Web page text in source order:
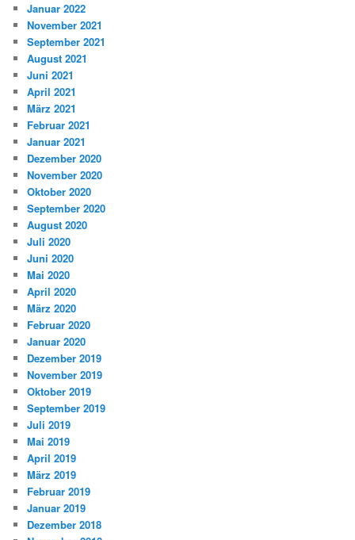
Januar 2022
November 2021
September 2021
August 2021
Juni 2021
April 2021
März 2021
Februar 2021
Januar 2021
Dezember 2020
November 2020
Oktober 2020
September 2020
August 2020
Juli 2020
Juni 2020
Mai 2020
April 2020
März 2020
Februar 2020
Januar 2020
Dezember 2019
November 2019
Oktober 2019
September 2019
Juli 2019
Mai 2019
April 2019
März 2019
Februar 2019
Januar 2019
Dezember 2018